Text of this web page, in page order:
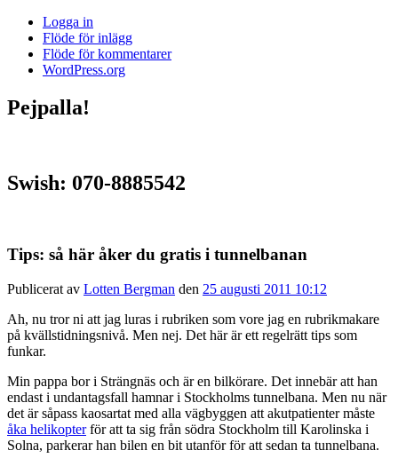
Logga in
Flöde för inlägg
Flöde för kommentarer
WordPress.org
Pejpalla!
Swish: 070-8885542
Tips: så här åker du gratis i tunnelbanan
Publicerat av Lotten Bergman den 25 augusti 2011 10:12
Ah, nu tror ni att jag luras i rubriken som vore jag en rubrikmakare
på kvällstidningsnivå. Men nej. Det här är ett regelrätt tips som
funkar.
Min pappa bor i Strängnäs och är en bilkörare. Det innebär att han
endast i undantagsfall hamnar i Stockholms tunnelbana. Men nu när
det är såpass kaosartat med alla vägbyggen att akutpatienter måste
åka helikopterför att ta sig från södra Stockholm till Karolinska i
Solna, parkerar han bilen en bit utanför för att sedan ta tunnelbana.